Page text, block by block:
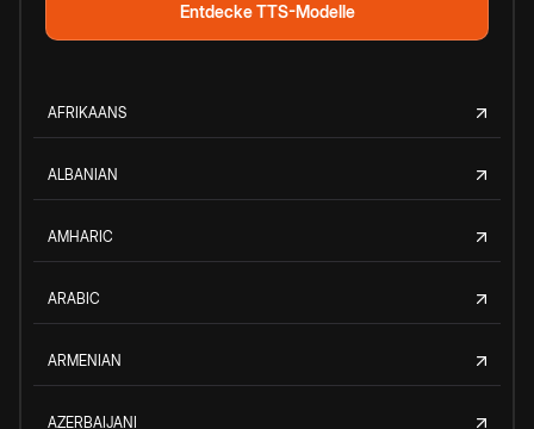
Entdecke TTS-Modelle
AFRIKAANS
ALBANIAN
AMHARIC
ARABIC
ARMENIAN
AZERBAIJANI